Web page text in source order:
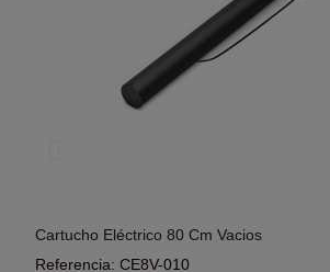
Añadir Al Carrito
Cartucho Eléctrico 80 Cm Vacios
Referencia: CE8V-010